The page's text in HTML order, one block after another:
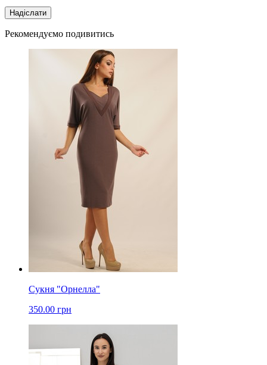
Рекомендуємо подивитись
Сукня "Орнелла"
350.00 грн